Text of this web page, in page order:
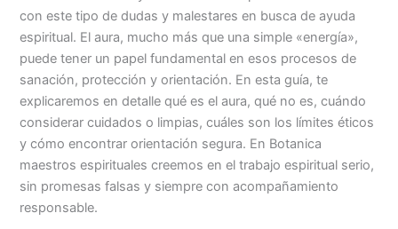
con este tipo de dudas y malestares en busca de ayuda
espiritual. El aura, mucho más que una simple «energía»,
puede tener un papel fundamental en esos procesos de
sanación, protección y orientación. En esta guía, te
explicaremos en detalle qué es el aura, qué no es, cuándo
considerar cuidados o limpias, cuáles son los límites éticos
y cómo encontrar orientación segura. En Botanica
maestros espirituales creemos en el trabajo espiritual serio,
sin promesas falsas y siempre con acompañamiento
responsable.